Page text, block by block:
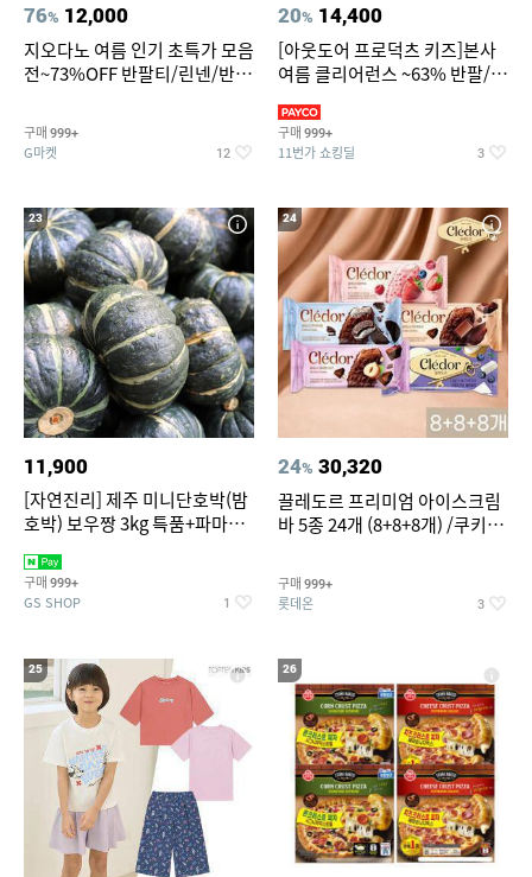
76% 12,000
지오다노 여름 인기 초특가 모음
전~73%OFF 반팔티/린넨/반바
구매 999+
G마켓 12
20% 14,400
[아웃도어 프로덕츠 키즈]본사
여름 클리어런스 ~63% 반팔/반
구매 999+
11번가 쇼킹딜 3
23
11,900
[자연진리] 제주 미니단호박(밤
호박) 보우짱 3kg 특품+파마산
구매 999+
GS SHOP 1
24
24% 30,320
끌레도르 프리미엄 아이스크림
바 5종 24개 (8+8+8개) /쿠키앤
구매 999+
롯데온 3
25 26